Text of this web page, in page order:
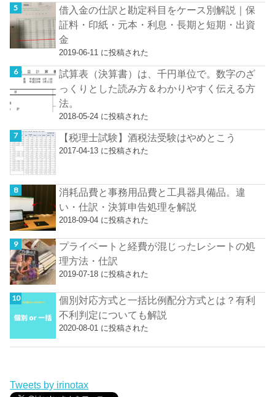
借入金の仕訳と勘定科目をケース別解説｜保
証料・印紙・元本・利息・長期と短期・出資
金
2019-06-11 に投稿された
試算表（決算書）は、千円単位で。数字のざ
っくりとした読み方＆わかりやすく伝える方
法。
2018-05-24 に投稿された
【税理士試験】酒税法受験はやめとこう
2017-04-13 に投稿された
消耗品費と事務用品費と工具器具備品。違
い・仕訳・決算申告処理を解説
2018-09-04 に投稿された
プライベートと経費が混じったレシートの処
理方法・仕訳
2019-07-18 に投稿された
個別対応方式と一括比例配分方式とは？有利
不利判定についても解説
2020-08-01 に投稿された
Tweets by irinotax